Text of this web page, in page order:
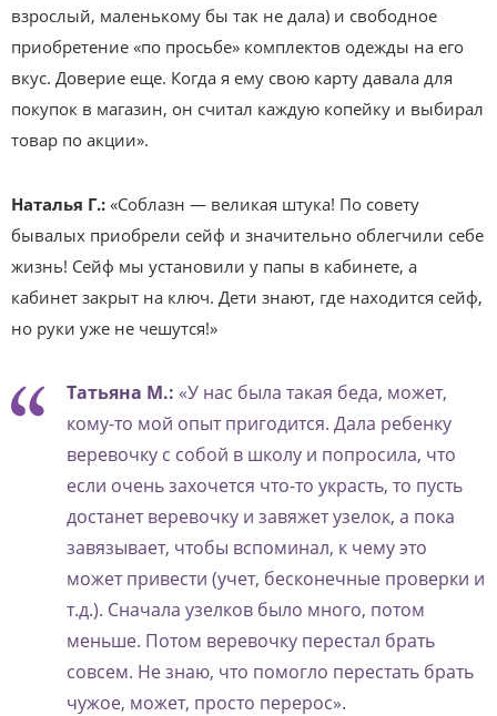
взрослый, маленькому бы так не дала) и свободное
приобретение «по просьбе» комплектов одежды на его
вкус. Доверие еще. Когда я ему свою карту давала для
покупок в магазин, он считал каждую копейку и выбирал
товар по акции».
Наталья Г.: «Соблазн — великая штука! По совету
бывалых приобрели сейф и значительно облегчили себе
жизнь! Сейф мы установили у папы в кабинете, а
кабинет закрыт на ключ. Дети знают, где находится сейф,
но руки уже не чешутся!»
Татьяна М.: «У нас была такая беда, может,
кому-то мой опыт пригодится. Дала ребенку
веревочку с собой в школу и попросила, что
если очень захочется что-то украсть, то пусть
достанет веревочку и завяжет узелок, а пока
завязывает, чтобы вспоминал, к чему это
может привести (учет, бесконечные проверки и
т.д.). Сначала узелков было много, потом
меньше. Потом веревочку перестал брать
совсем. Не знаю, что помогло перестать брать
чужое, может, просто перерос».